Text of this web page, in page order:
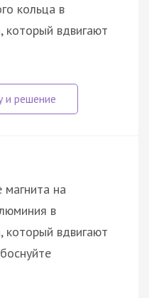
кольца в
который вдвигают
на
в
который вдвигают